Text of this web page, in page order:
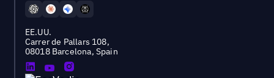
EE.UU.
Carrer de Pallars 108,
08018 Barcelona, Spain